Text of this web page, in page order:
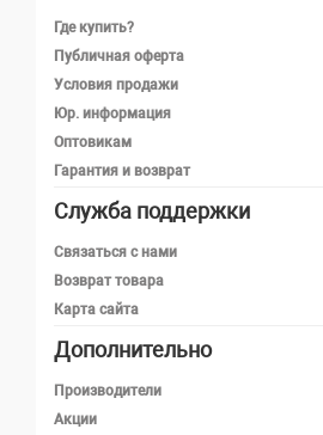
Где купить?
Публичная оферта
Условия продажи
Юр. информация
Оптовикам
Гарантия и возврат
Служба поддержки
Связаться с нами
Возврат товара
Карта сайта
Дополнительно
Производители
Акции